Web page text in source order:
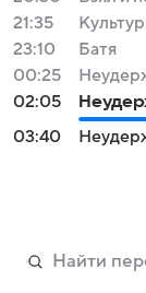
21:35
23:10
Батя
00:25
02:05
03:40